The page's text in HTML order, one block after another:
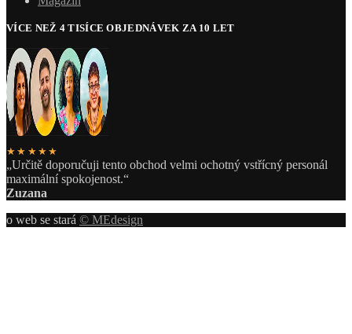
VÍCE NEŽ 4 TISÍCE OBJEDNÁVEK ZA 10 LET
★★★★★
„Určitě doporučuji tento obchod velmi ochotný vstřícný personál
maximální spokojenost.“
Zuzana
o web se stará © MEdesign